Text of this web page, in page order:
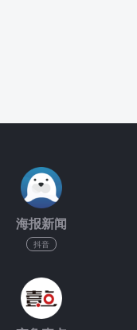
海报新闻
抖音